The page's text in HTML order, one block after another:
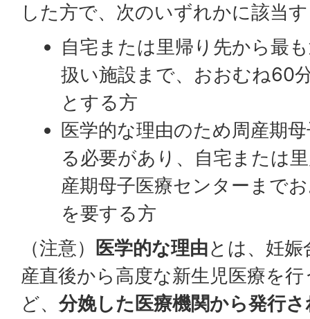
した方で、次のいずれかに該当
自宅または里帰り先から最
扱い施設まで、おおむね60
とする方
医学的な理由のため周産期
る必要があり、自宅または
産期母子医療センターまで
を要する方
（注意）
医学的な理由とは、妊
産直後から高度な新生児医療を
ど、 分娩した医療機関から発行